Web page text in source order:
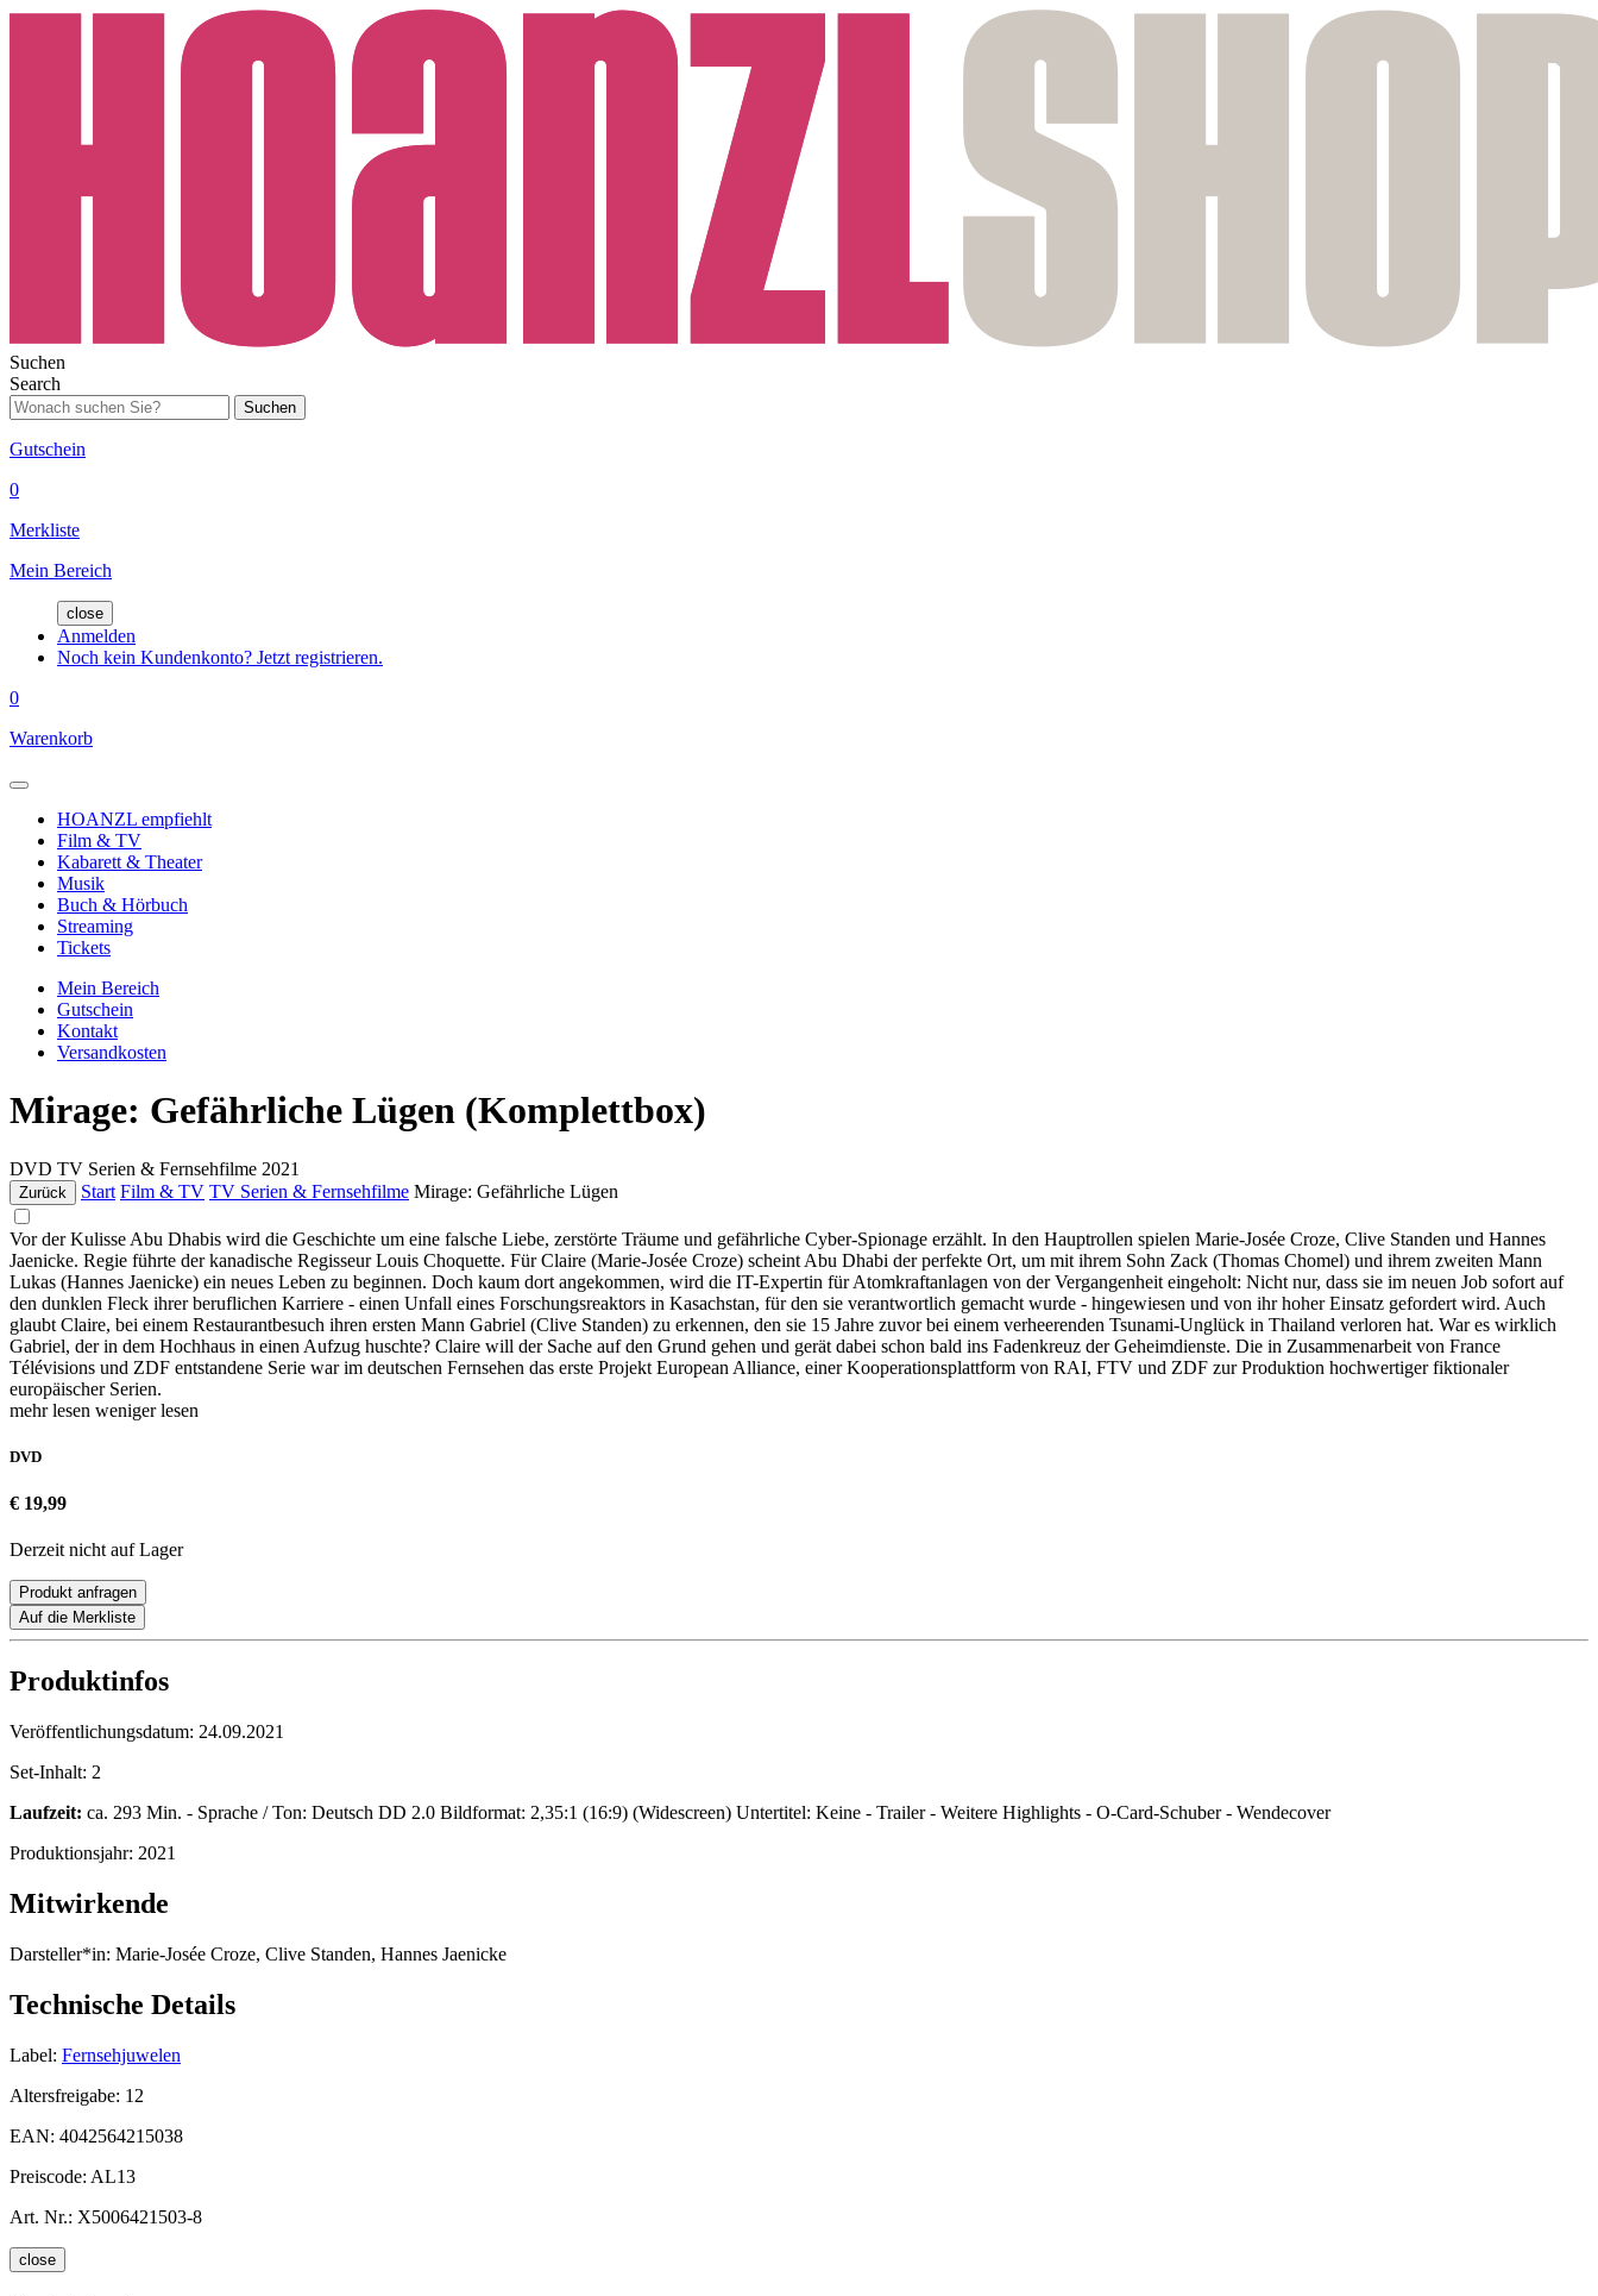
Suchen
Search
Suchen
Gutschein
0
Merkliste
Mein Bereich
close
Anmelden
Noch kein Kundenkonto? Jetzt registrieren.
0
Warenkorb
HOANZL empfiehlt
Film & TV
Kabarett & Theater
Musik
Buch & Hörbuch
Streaming
Tickets
Mein Bereich
Gutschein
Kontakt
Versandkosten
Mirage: Gefährliche Lügen (Komplettbox)
DVD TV Serien & Fernsehfilme 2021
Zurück Start Film & TV TV Serien & Fernsehfilme Mirage: Gefährliche Lügen
Vor der Kulisse Abu Dhabis wird die Geschichte um eine falsche Liebe, zerstörte Träume und gefährliche Cyber-Spionage erzählt. In den Hauptrollen spielen Marie-Josée Croze, Clive Standen und Hannes
Jaenicke. Regie führte der kanadische Regisseur Louis Choquette. Für Claire (Marie-Josée Croze) scheint Abu Dhabi der perfekte Ort, um mit ihrem Sohn Zack (Thomas Chomel) und ihrem zweiten Mann
Lukas (Hannes Jaenicke) ein neues Leben zu beginnen. Doch kaum dort angekommen, wird die IT-Expertin für Atomkraftanlagen von der Vergangenheit eingeholt: Nicht nur, dass sie im neuen Job sofort auf
den dunklen Fleck ihrer beruflichen Karriere - einen Unfall eines Forschungsreaktors in Kasachstan, für den sie verantwortlich gemacht wurde - hingewiesen und von ihr hoher Einsatz gefordert wird. Auch
glaubt Claire, bei einem Restaurantbesuch ihren ersten Mann Gabriel (Clive Standen) zu erkennen, den sie 15 Jahre zuvor bei einem verheerenden Tsunami-Unglück in Thailand verloren hat. War es wirklich
Gabriel, der in dem Hochhaus in einen Aufzug huschte? Claire will der Sache auf den Grund gehen und gerät dabei schon bald ins Fadenkreuz der Geheimdienste. Die in Zusammenarbeit von France
Télévisions und ZDF entstandene Serie war im deutschen Fernsehen das erste Projekt European Alliance, einer Kooperationsplattform von RAI, FTV und ZDF zur Produktion hochwertiger fiktionaler
europäischer Serien.
mehr lesen weniger lesen
DVD
€ 19,99
Derzeit nicht auf Lager
Produkt anfragen
Auf die Merkliste
Produktinfos
Veröffentlichungsdatum: 24.09.2021
Set-Inhalt: 2
Laufzeit: ca. 293 Min. - Sprache / Ton: Deutsch DD 2.0 Bildformat: 2,35:1 (16:9) (Widescreen) Untertitel: Keine - Trailer - Weitere Highlights - O-Card-Schuber - Wendecover
Produktionsjahr: 2021
Mitwirkende
Darsteller*in: Marie-Josée Croze, Clive Standen, Hannes Jaenicke
Technische Details
Label: Fernsehjuwelen
Altersfreigabe: 12
EAN: 4042564215038
Preiscode: AL13
Art. Nr.: X5006421503-8
close